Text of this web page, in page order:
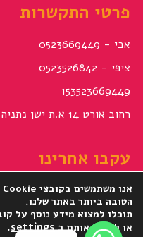
פרטי התקשרות
אבי - 0523669449
ציפי - 0523526842
153523669449
רחוב אורט 14 א.ת ישן נתניה.
עקבו אחרינו
הטובה ביותר באתר שלנו.
או לכבות אותם בsettings
.